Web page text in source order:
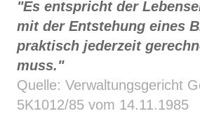
"Es entspricht der
mit der Entstehung eines
praktisch jederzeit
muss."
Quelle: Verwaltungsgericht
5K1012/85 vom 14.11.1985